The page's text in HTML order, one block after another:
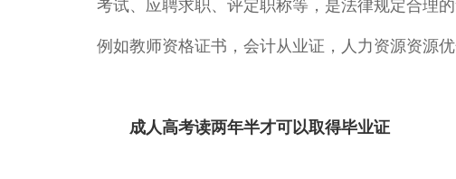
考试、应聘求职、评定职称等，是法律规定合理
例如教师资格证书，会计从业证，人力资源资源
成人高考读两年半才可以取得毕业证